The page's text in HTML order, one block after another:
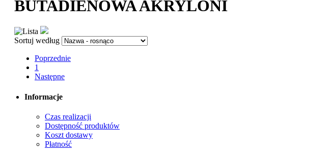
BUTADIENOWA AKRYLONI
Sortuj według
Poprzednie
1
Następne
Informacje
Czas realizacji
Dostępność produktów
Koszt dostawy
Płatność